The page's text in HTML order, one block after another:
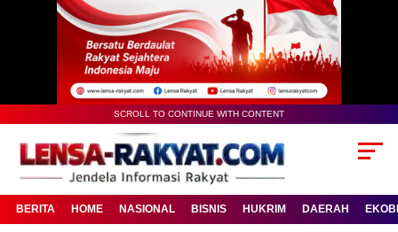
SCROLL TO CONTINUE WITH CONTENT
BERITA HOME NASIONAL BISNIS HUKRIM DAERAH